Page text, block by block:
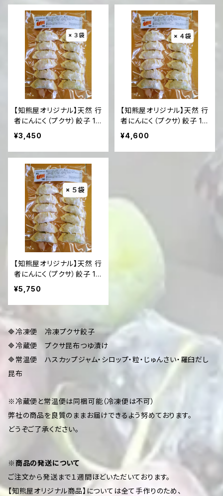
【知熊屋オリジナル】天然 行
者にんにく（プクサ）餃子 12
個入×3袋セット【冷凍便】
¥3,450
【知熊屋オリジナル】天然 行
者にんにく（プクサ）餃子 12
個入×4袋セット【冷凍便】
¥4,600
【知熊屋オリジナル】天然 行
者にんにく（プクサ）餃子 12
個入×5袋セット【冷凍便】
¥5,750
🔷冷凍便 冷凍プクサ餃子
🔷冷蔵便 プクサ昆布つゆ漬け
🔷常温便 ハスカップジャム・シロップ・粒・じゅんさい・羅臼だし
昆布
※冷蔵便と常温便は同梱可能（冷凍便は不可）
弊社の商品を良質のままお届けできるよう努めております。
どうぞご了承ください。
※商品の発送について
ご注文から発送まで１週間ほどいただいております。
【知熊屋オリジナル商品】については全て手作りのため、